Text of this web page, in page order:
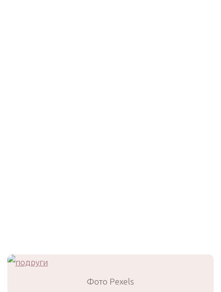
Фото Pexels